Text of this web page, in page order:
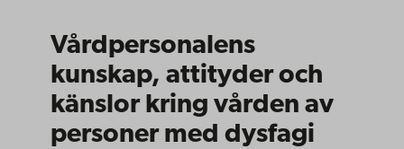
Vårdpersonalens
kunskap, attityder och
känslor kring vården av
personer med dysfagi